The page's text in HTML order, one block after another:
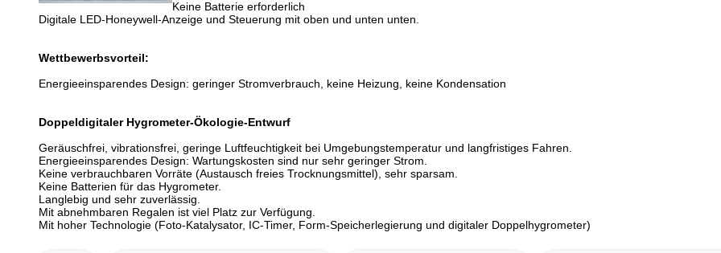
Keine Batterie erforderlich
Digitale LED-Honeywell-Anzeige und Steuerung mit oben und unten unten.
Wettbewerbsvorteil:
Energieeinsparendes Design: geringer Stromverbrauch, keine Heizung, keine Kondensation
Doppeldigitaler Hygrometer-Ökologie-Entwurf
Geräuschfrei, vibrationsfrei, geringe Luftfeuchtigkeit bei Umgebungstemperatur und langfristiges Fahren.
Energieeinsparendes Design: Wartungskosten sind nur sehr geringer Strom.
Keine verbrauchbaren Vorräte (Austausch freies Trocknungsmittel), sehr sparsam.
Keine Batterien für das Hygrometer.
Langlebig und sehr zuverlässig.
Mit abnehmbaren Regalen ist viel Platz zur Verfügung.
Mit hoher Technologie (Foto-Katalysator, IC-Timer, Form-Speicherlegierung und digitaler Doppelhygrometer)